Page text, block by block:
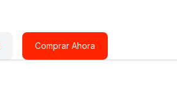
Comprar Ahora